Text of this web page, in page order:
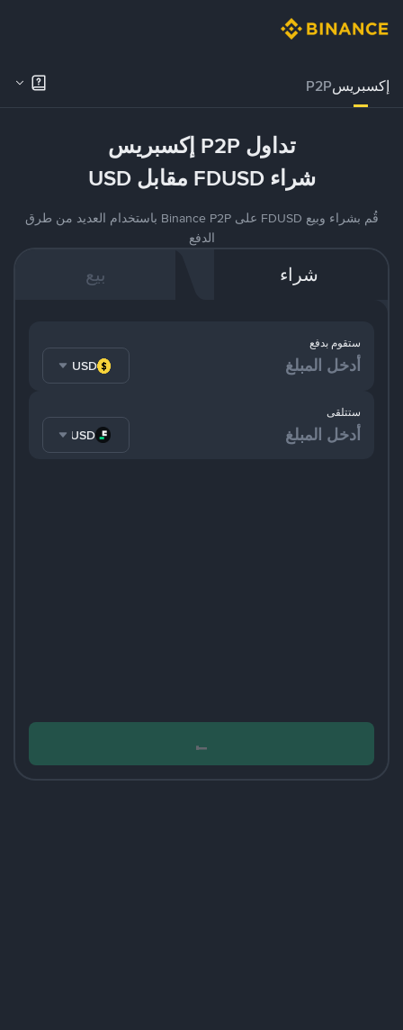
إكسبريسP2P
تداول P2P إكسبريس
شراء FDUSD مقابل USD
قُم بشراء وبيع FDUSD على Binance P2P باستخدام العديد من طرق
الدفع
شراء بيع
ستقوم بدفع
USD
ستتلقى
FDUSD